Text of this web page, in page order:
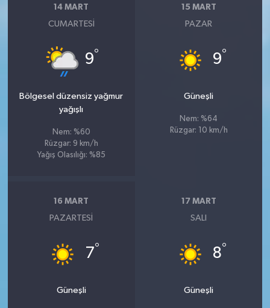
14 MART
CUMARTESI
9°
Bölgesel düzensiz yağmur
yağışlı
Nem: %60
Rüzgar: 9 km/h
Yağış Olasılığı: %85
15 MART
PAZAR
9°
Güneşli
Nem: %64
Rüzgar: 10 km/h
16 MART
PAZARTESI
7°
Güneşli
17 MART
SALI
8°
Güneşli